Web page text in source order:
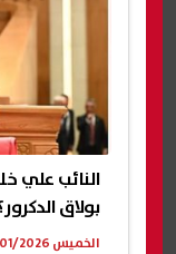
النائب علي
بولاق
الخميس 22/01/2026 12:29 م